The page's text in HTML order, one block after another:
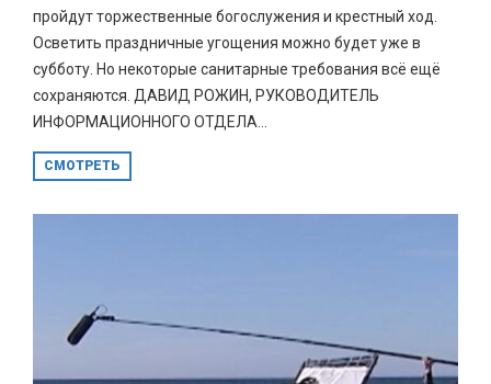
пройдут торжественные богослужения и крестный ход.
Осветить праздничные угощения можно будет уже в
субботу. Но некоторые санитарные требования всё ещё
сохраняются. ДАВИД РОЖИН, РУКОВОДИТЕЛЬ
ИНФОРМАЦИОННОГО ОТДЕЛА...
СМОТРЕТЬ